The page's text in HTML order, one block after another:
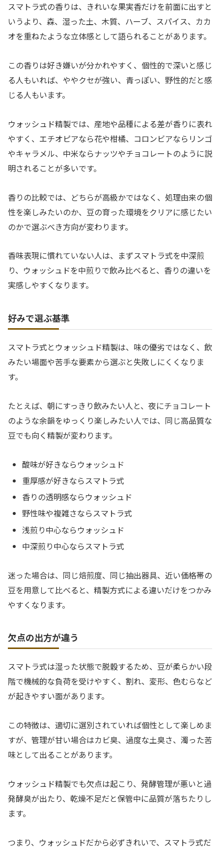
スマトラ式の香りは、きれいな果実香だけを前面に出すと
いうより、森、湿った土、木質、ハーブ、スパイス、カカ
オを重ねたような立体感として語られることがあります。
この香りは好き嫌いが分かれやすく、個性的で深いと感じ
る人もいれば、ややクセが強い、青っぽい、野性的だと感
じる人もいます。
ウォッシュド精製では、産地や品種による差が香りに表れ
やすく、エチオピアなら花や柑橘、コロンビアならリンゴ
やキャラメル、中米ならナッツやチョコレートのように説
明されることが多いです。
香りの比較では、どちらが高級かではなく、処理由来の個
性を楽しみたいのか、豆の育った環境をクリアに感じたい
のかで選ぶべき方向が変わります。
香味表現に慣れていない人は、まずスマトラ式を中深煎
り、ウォッシュドを中煎りで飲み比べると、香りの違いを
実感しやすくなります。
好みで選ぶ基準
スマトラ式とウォッシュド精製は、味の優劣ではなく、飲
みたい場面や苦手な要素から選ぶと失敗しにくくなりま
す。
たとえば、朝にすっきり飲みたい人と、夜にチョコレート
のような余韻をゆっくり楽しみたい人では、同じ高品質な
豆でも向く精製が変わります。
酸味が好きならウォッシュド
重厚感が好きならスマトラ式
香りの透明感ならウォッシュド
野性味や複雑さならスマトラ式
浅煎り中心ならウォッシュド
中深煎り中心ならスマトラ式
迷った場合は、同じ焙煎度、同じ抽出器具、近い価格帯の
豆を用意して比べると、精製方式による違いだけをつかみ
やすくなります。
欠点の出方が違う
スマトラ式は湿った状態で脱穀するため、豆が柔らかい段
階で機械的な負荷を受けやすく、割れ、変形、色むらなど
が起きやすい面があります。
この特徴は、適切に選別されていれば個性として楽しめま
すが、管理が甘い場合はカビ臭、過度な土臭さ、濁った苦
味として出ることがあります。
ウォッシュド精製でも欠点は起こり、発酵管理が悪いと過
発酵臭が出たり、乾燥不足だと保管中に品質が落ちたりし
ます。
つまり、ウォッシュドだから必ずきれいで、スマトラ式だ